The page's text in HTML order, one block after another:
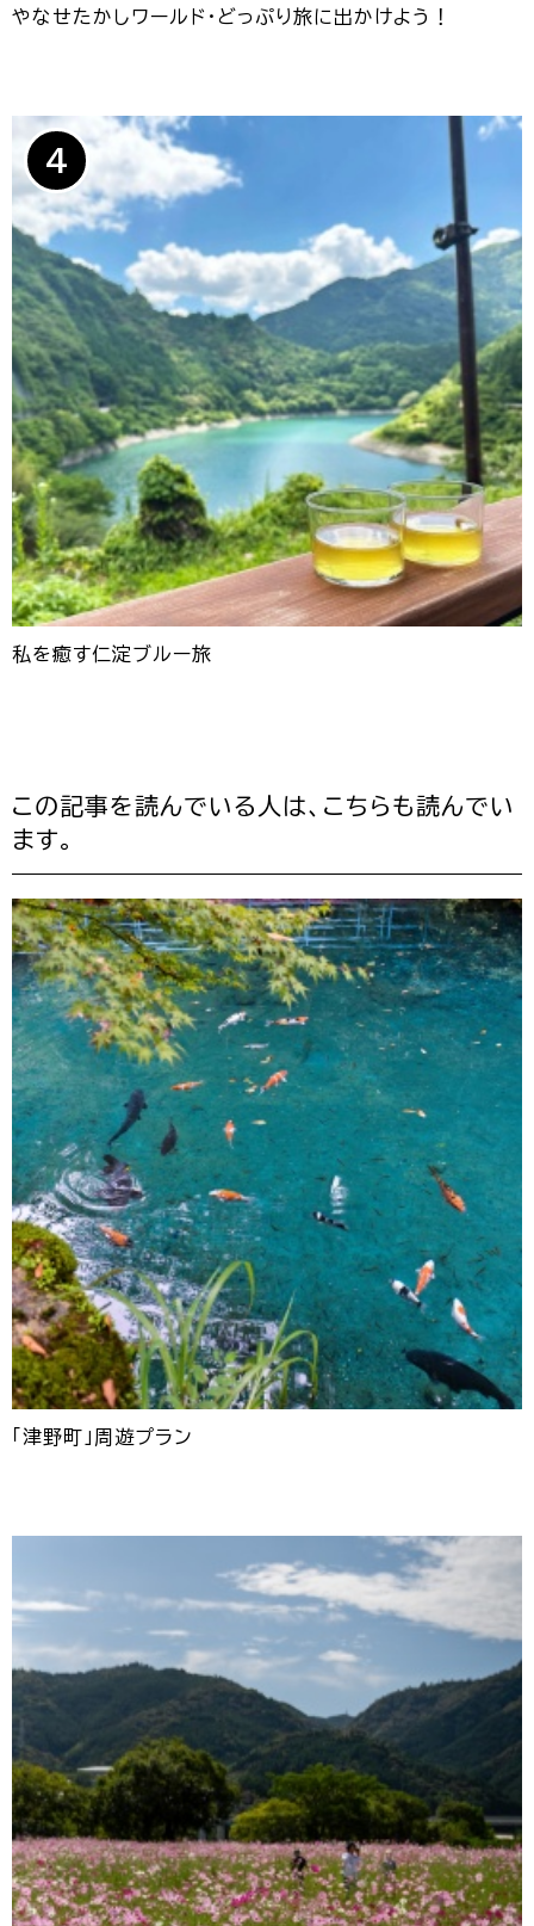
やなせたかしワールド・どっぷり旅に出かけよう！
私を癒す仁淀ブルー旅
4
この記事を読んでいる人は、こちらも読んでい
ます。
「津野町」周遊プラン